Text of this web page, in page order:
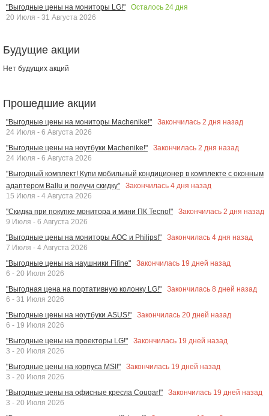
"Выгодные цены на мониторы LG!"
Осталось 24 дня
20 Июля - 31 Августа 2026
Будущие акции
Нет будущих акций
Прошедшие акции
"Выгодные цены на мониторы Machenike!" Закончилась 2 дня назад
24 Июля - 6 Августа 2026
"Выгодные цены на ноутбуки Machenike!"
Закончилась 2 дня назад
24 Июля - 6 Августа 2026
"Выгодный комплект! Купи мобильный кондиционер в комплекте с оконным
адаптером Ballu и получи скидку"
Закончилась 4 дня назад
15 Июля - 4 Августа 2026
"Скидка при покупке монитора и мини ПК Tecno!"
Закончилась 2 дня назад
9 Июля - 6 Августа 2026
"Выгодные цены на мониторы AOC и Philips!"
Закончилась 4 дня назад
7 Июля - 4 Августа 2026
"Выгодные цены на наушники Fifine"
Закончилась 19 дней назад
6 - 20 Июля 2026
"Выгодная цена на портативную колонку LG!"
Закончилась 8 дней назад
6 - 31 Июля 2026
"Выгодные цены на ноутбуки ASUS!"
Закончилась 20 дней назад
6 - 19 Июля 2026
"Выгодные цены на проекторы LG!"
Закончилась 19 дней назад
3 - 20 Июля 2026
"Выгодные цены на корпуса MSI!"
Закончилась 19 дней назад
3 - 20 Июля 2026
"Выгодные цены на офисные кресла Cougar!"
Закончилась 19 дней назад
3 - 20 Июля 2026